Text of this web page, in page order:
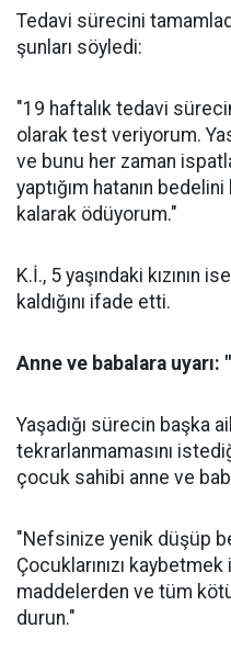
Tedavi sürecini
şunları söyledi:
"19 haftalık tedavi
olarak test veriyorum.
ve bunu her zaman
yaptığım hatanın
kalarak ödüyorum."
K.İ., 5 yaşındaki kızının
kaldığını ifade etti.
Anne ve babalara uyarı:
Yaşadığı sürecin başka
tekrarlanmamasını
çocuk sahibi anne ve
"Nefsinize yenik düşüp
Çocuklarınızı
maddelerden ve tüm
durun."